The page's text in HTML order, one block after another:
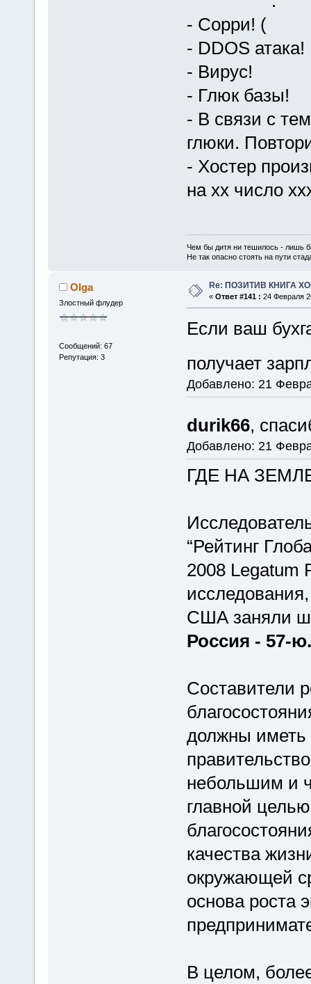
- Сорри!
- DDOS атака!
- Вирус!
- Глюк базы!
- В связи с
глюки.
- Хостер
на хх число
Чем бы дитя ни тешилось - лишь
Не так опасно стоять на пути
Olga
Злостный флудер
Сообщений: 67
Репутация: 3
Re: ПОЗИТИВ КНИГА
« Ответ #141 : 24 Февраля
Если ваш
получает
Добавлено: 21
durik66,
Добавлено: 21
ГДЕ НА
“Рейтинг
2008 Legatum
США заняли
Россия - 57-ю.
Составители
должны иметь
небольшим и
главной
качества
окружающей
основа роста
В целом,